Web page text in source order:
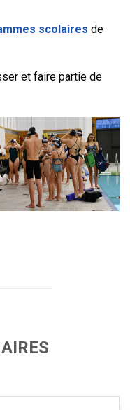
scolaires de
et faire partie de